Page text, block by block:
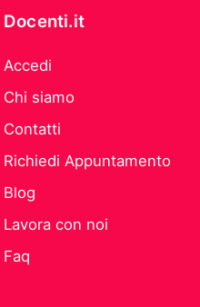
Docenti.it
Accedi
Chi siamo
Contatti
Richiedi Appuntamento
Blog
Lavora con noi
Faq